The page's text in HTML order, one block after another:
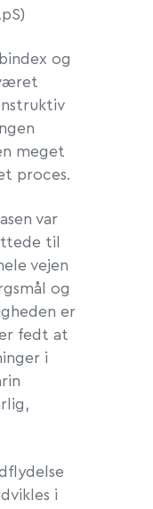
og
meget
proces.
var
til
vejen
og
er
fedt at
i
i